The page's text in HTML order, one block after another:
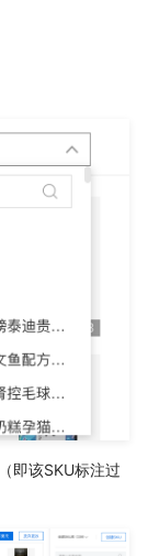
即该SKU标注过